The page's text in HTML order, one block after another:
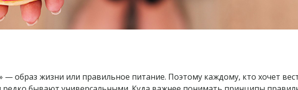
— образ жизни или правильное питание. Поэтому каждому, кто хочет